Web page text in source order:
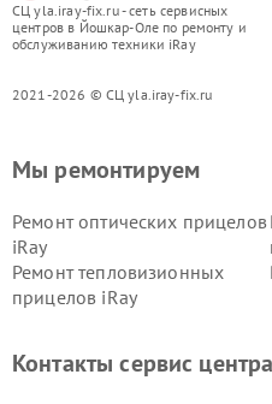
СЦ yla.iray-fix.ru - сеть сервисных
центров в Йошкар-Оле по ремонту и
обслуживанию техники iRay
2021-2026 © СЦ yla.iray-fix.ru
Мы ремонтируем
Ремонт оптических прицелов
iRay
Ремонт тепловизионных
прицелов iRay
Контакты сервис центра